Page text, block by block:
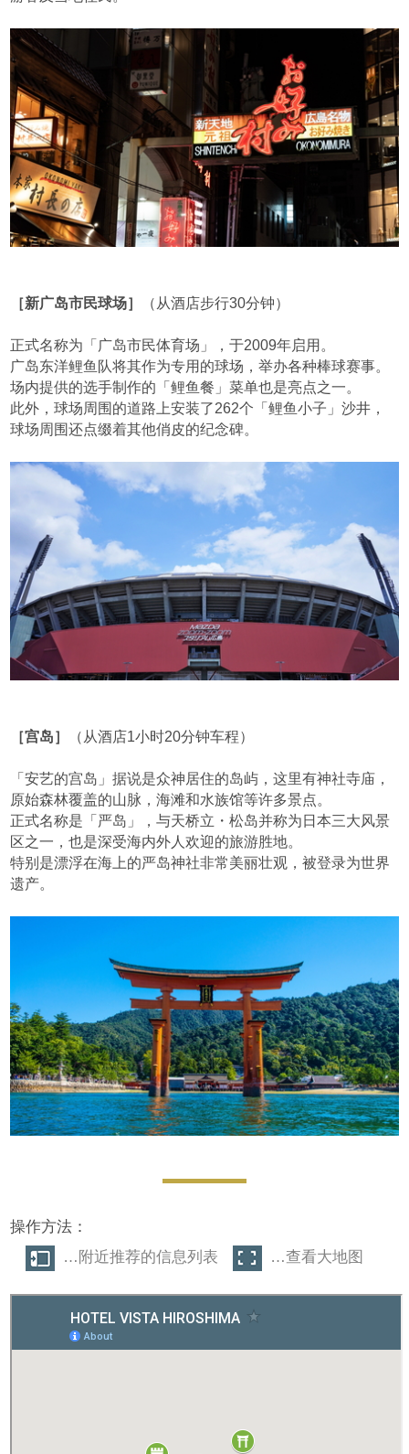
［新广岛市民球场］ （从酒店步行30分钟）
正式名称为「广岛市民体育场」，于2009年启用。
广岛东洋鲤鱼队将其作为专用的球场，举办各种棒球赛事。
场内提供的选手制作的「鲤鱼餐」菜单也是亮点之一。
此外，球场周围的道路上安装了262个「鲤鱼小子」沙井，
球场周围还点缀着其他俏皮的纪念碑。
［宫岛］ （从酒店1小时20分钟车程）
「安艺的宫岛」据说是众神居住的岛屿，这里有神社寺庙，
原始森林覆盖的山脉，海滩和水族馆等许多景点。
正式名称是「严岛」，与天桥立・松岛并称为日本三大风景
区之一，也是深受海内外人欢迎的旅游胜地。
特别是漂浮在海上的严岛神社非常美丽壮观，被登录为世界
遗产。
操作方法：
…附近推荐的信息列表
…查看大地图